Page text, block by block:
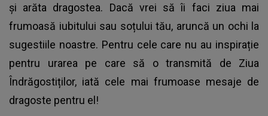
și arăta dragostea. Dacă vrei să îi faci ziua mai
frumoasă iubitului sau soțului tău, aruncă un ochi la
sugestiile noastre. Pentru cele care nu au inspirație
pentru urarea pe care să o transmită de Ziua
Îndrăgostiților, iată cele mai frumoase mesaje de
dragoste pentru el!